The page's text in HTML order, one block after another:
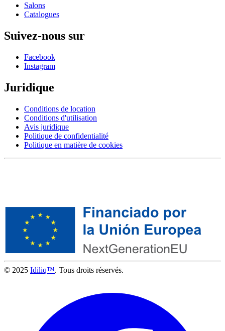
Salons
Catalogues
Suivez-nous sur
Facebook
Instagram
Juridique
Conditions de location
Conditions d'utilisation
Avis juridique
Politique de confidentialité
Politique en matière de cookies
© 2025 Idiliq™. Tous droits réservés.